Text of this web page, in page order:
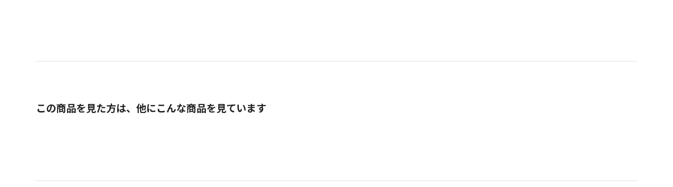
この商品を見た方は、他にこんな商品を見ています